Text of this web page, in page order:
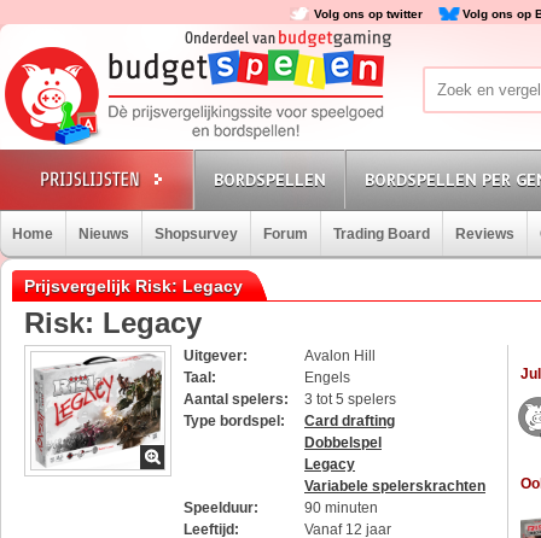
Volg ons op twitter Volg ons op
BORDSPELLEN BORDSPELLEN PER
Home Nieuws Shopsurvey Forum Trading Board Reviews
Prijsvergelijk Risk: Legacy
Risk: Legacy
Uitgever:
Avalon Hill
Taal:
Engels
Aantal spelers:
3 tot 5 spelers
Type bordspel:
Card drafting
Dobbelspel
Legacy
Variabele spelerskrachten
Speelduur:
90 minuten
Leeftijd:
Vanaf 12 jaar